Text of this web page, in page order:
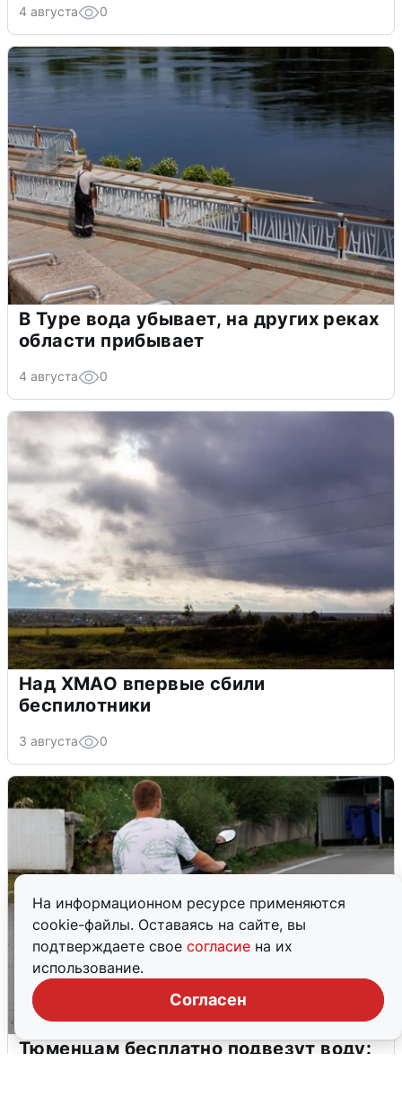
На информационном ресурсе применяются
cookie-файлы. Оставаясь на сайте, вы
подтверждаете свое согласие на их
использование.
Согласен
4 августа 0
В Туре вода убывает, на других реках
области прибывает
4 августа 0
Над ХМАО впервые сбили
беспилотники
3 августа 0
Тюменцам бесплатно подвезут воду: